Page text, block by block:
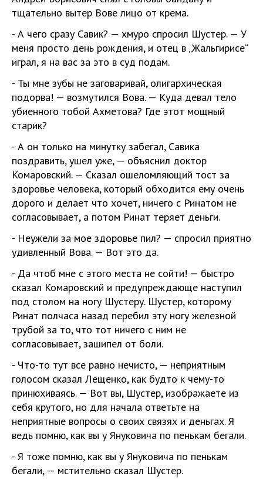
тщательно вытер Вове лицо от крема.
- А чего сразу Савик? — хмуро спросил Шустер. — У
меня просто день рождения, и отец в „Жальгирисе“
играл, я на вас за это в суд подам.
- Ты мне зубы не заговаривай, олигархическая
подорва! — возмутился Вова. — Куда девал тело
убиенного тобой Ахметова? Где этот мощный
старик?
- А он только на минутку забегал, Савика
поздравить, ушел уже, — объяснил доктор
Комаровский. — Сказал ошеломляющий тост за
здоровье человека, который обходится ему очень
дорого и делает что хочет, ничего с Ринатом не
согласовывает, а потом Ринат теряет деньги.
- Неужели за мое здоровье пил? — спросил приятно
удивленный Вова. — Вот это да.
- Да чтоб мне с этого места не сойти! — быстро
сказал Комаровский и предупреждающе наступил
под столом на ногу Шустеру. Шустер, которому
Ринат полчаса назад перебил эту ногу железной
трубой за то, что тот ничего с ним не
согласовывает, зашипел от боли.
- Что-то тут все равно нечисто, — неприятным
голосом сказал Лещенко, как будто к чему-то
принюхиваясь. — Вот вы, Шустер, изображаете из
себя крутого, но для начала ответьте на
неприятные вопросы о своих связях и деньгах. Я
ведь помню, как вы у Януковича по пенькам бегали.
- Я тоже помню, как вы у Януковича по пенькам
бегали, — мстительно сказал Шустер.